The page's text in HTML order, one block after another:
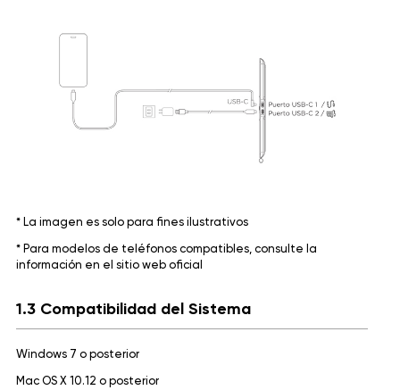
* La imagen es solo para fines ilustrativos
* Para modelos de teléfonos compatibles, consulte la
información en el sitio web oficial
1.3 Compatibilidad del Sistema
Windows 7 o posterior
Mac OS X 10.12 o posterior